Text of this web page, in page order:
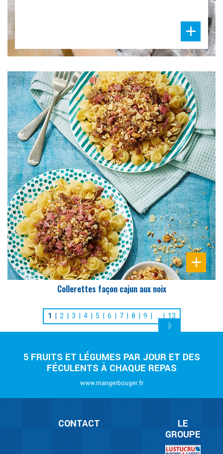
DIFFICULTÉ
PRÉPARATION
30 Min
Collerettes façon cajun aux noix
1 2 3 4 5 6 7 8 9 13
5 FRUITS ET LÉGUMES PAR JOUR ET DES
FÉCULENTS À CHAQUE REPAS
www.mangerbouger.fr
CONTACT
LE
GROUPE